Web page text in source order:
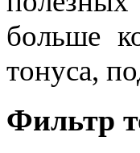
больше
тонуса,
Фильтр